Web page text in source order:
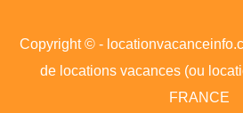
Copyright © -
de locations vacances (ou
FRANCE